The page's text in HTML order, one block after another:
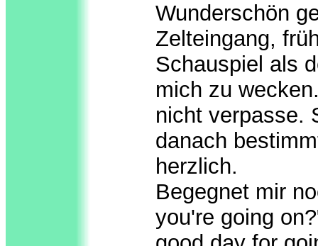
Wunderschön
Zelteingang,
Schauspiel als
mich zu
nicht verpasse.
danach
herzlich.
Begegnet mir
you're going